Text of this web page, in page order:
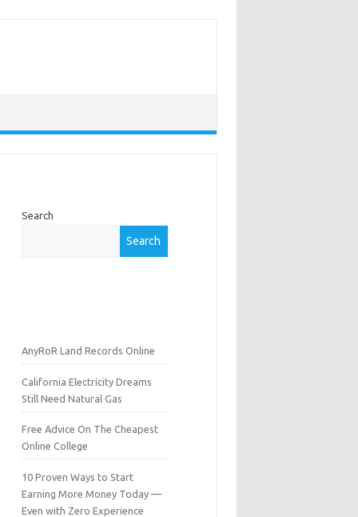
Search
Search
AnyRoR Land Records Online
California Electricity Dreams
Still Need Natural Gas
Free Advice On The Cheapest
Online College
10 Proven Ways to Start
Earning More Money Today —
Even with Zero Experience